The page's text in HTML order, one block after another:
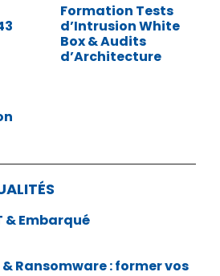
Formation Tests
d’Intrusion White
Box & Audits
d’Architecture
& Embarqué
Ransomware : former vos